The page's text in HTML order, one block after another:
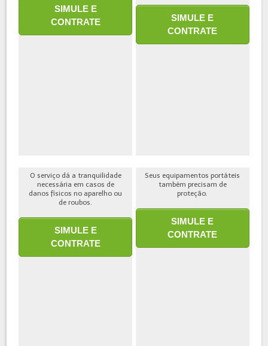
SIMULE E
CONTRATE
SIMULE E
CONTRATE
O serviço dá a tranquilidade
necessária em casos de
danos físicos no aparelho ou
de roubos.
SIMULE E
CONTRATE
Seus equipamentos portáteis
também precisam de
proteção.
SIMULE E
CONTRATE